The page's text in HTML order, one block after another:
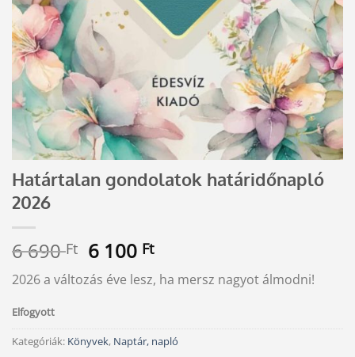
Határtalan gondolatok határidőnapló
2026
6 690Ft Original
price
was:
6 100 FtCurrent
price
is:
2026 a változás éve lesz, ha mersz nagyot álmodni!
Elfogyott
Kategóriák: Könyvek, Naptár, napló